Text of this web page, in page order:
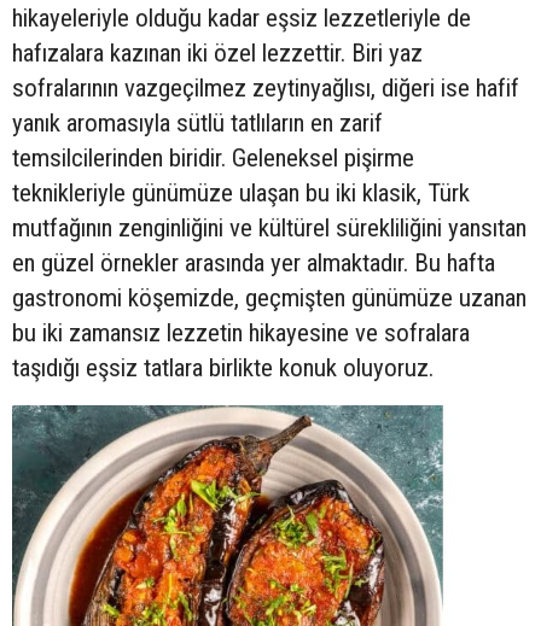
hikayeleriyle olduğu kadar eşsiz lezzetleriyle de
hafızalara kazınan iki özel lezzettir. Biri yaz
sofralarının vazgeçilmez zeytinyağlısı, diğeri ise hafif
yanık aromasıyla sütlü tatlıların en zarif
temsilcilerinden biridir. Geleneksel pişirme
teknikleriyle günümüze ulaşan bu iki klasik, Türk
mutfağının zenginliğini ve kültürel sürekliliğini yansıtan
en güzel örnekler arasında yer almaktadır. Bu hafta
gastronomi köşemizde, geçmişten günümüze uzanan
bu iki zamansız lezzetin hikayesine ve sofralara
taşıdığı eşsiz tatlara birlikte konuk oluyoruz.